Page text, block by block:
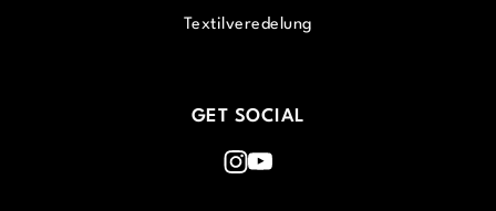
Textilveredelung
GET SOCIAL
Instagram
Youtube